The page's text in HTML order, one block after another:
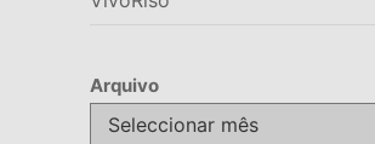
Arquivo
Arquivo